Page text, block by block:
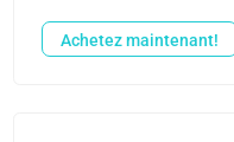
Achetez maintenant!